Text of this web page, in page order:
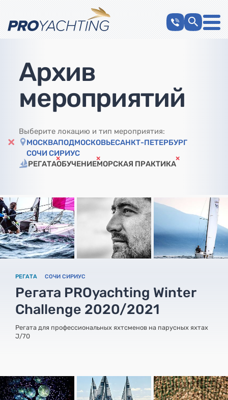
Архив
мероприятий
Выберите локацию и тип мероприятия:
МОСКВАПОДМОСКОВЬЕСАНКТ-ПЕТЕРБУРГ
СОЧИ СИРИУС
РЕГАТАОБУЧЕНИЕМОРСКАЯ ПРАКТИКА
РЕГАТА СОЧИ СИРИУС
Регата PROyachting Winter
Challenge 2020/2021
Регата для профессиональных яхтсменов на парусных яхтах
J/70